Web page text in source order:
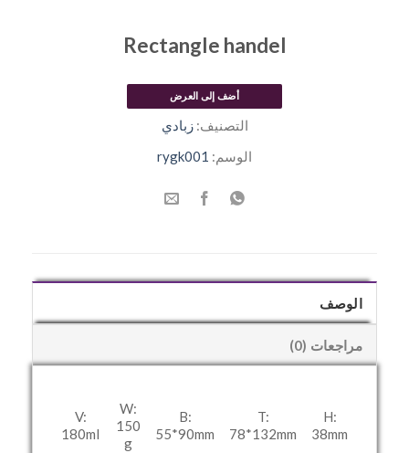
Rectangle handel
أضف إلى العرض
التصنيف:زبادي
الوسم: rygk001
الوصف
مراجعات (0)
H:
38mm
T:
78*132mm
B:
55*90mm
W:
150
g
V:
180ml